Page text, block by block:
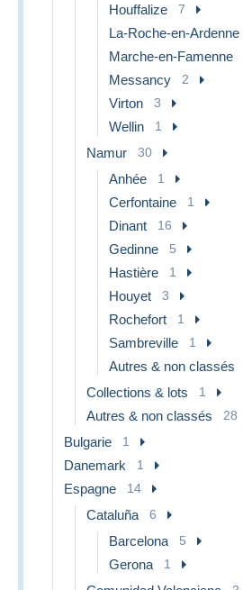
Houffalize 7
La-Roche-en-Ardenne
Marche-en-Famenne
Messancy 2
Virton 3
Wellin 1
Namur 30
Anhée 1
Cerfontaine 1
Dinant 16
Gedinne 5
Hastière 1
Houyet 3
Rochefort 1
Sambreville 1
Autres & non classés
Collections & lots 1
Autres & non classés 28
Bulgarie 1
Danemark 1
Espagne 14
Cataluña 6
Barcelona 5
Gerona 1